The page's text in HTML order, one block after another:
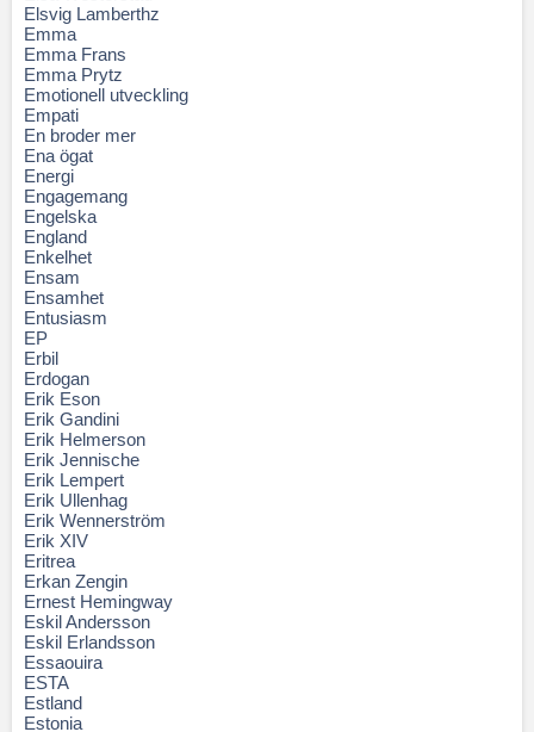
Elsvig Lamberthz
Emma
Emma Frans
Emma Prytz
Emotionell utveckling
Empati
En broder mer
Ena ögat
Energi
Engagemang
Engelska
England
Enkelhet
Ensam
Ensamhet
Entusiasm
EP
Erbil
Erdogan
Erik Eson
Erik Gandini
Erik Helmerson
Erik Jennische
Erik Lempert
Erik Ullenhag
Erik Wennerström
Erik XIV
Eritrea
Erkan Zengin
Ernest Hemingway
Eskil Andersson
Eskil Erlandsson
Essaouira
ESTA
Estland
Estonia